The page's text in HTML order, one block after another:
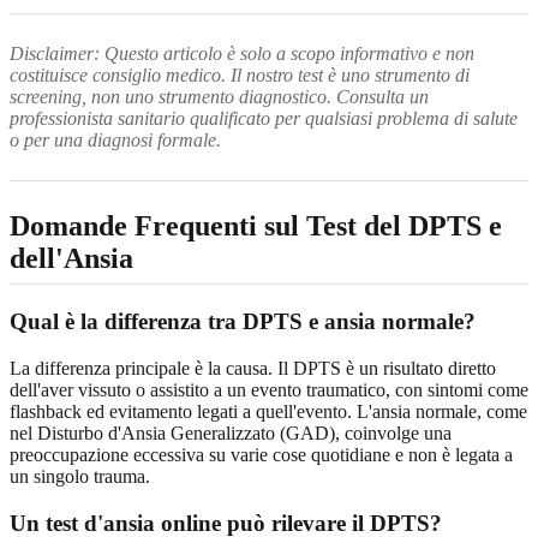
Disclaimer: Questo articolo è solo a scopo informativo e non
costituisce consiglio medico. Il nostro test è uno strumento di
screening, non uno strumento diagnostico. Consulta un
professionista sanitario qualificato per qualsiasi problema di salute
o per una diagnosi formale.
Domande Frequenti sul Test del DPTS e
dell'Ansia
Qual è la differenza tra DPTS e ansia normale?
La differenza principale è la causa. Il DPTS è un risultato diretto
dell'aver vissuto o assistito a un evento traumatico, con sintomi come
flashback ed evitamento legati a quell'evento. L'ansia normale, come
nel Disturbo d'Ansia Generalizzato (GAD), coinvolge una
preoccupazione eccessiva su varie cose quotidiane e non è legata a
un singolo trauma.
Un test d'ansia online può rilevare il DPTS?